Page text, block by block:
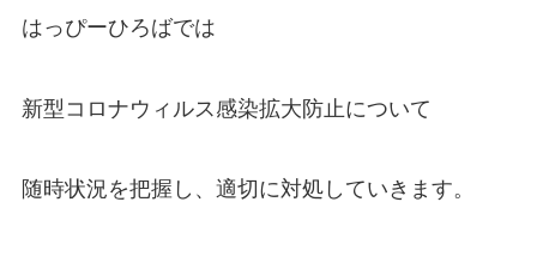
はっぴーひろばでは
新型コロナウィルス感染拡大防止について
随時状況を把握し、適切に対処していきます。